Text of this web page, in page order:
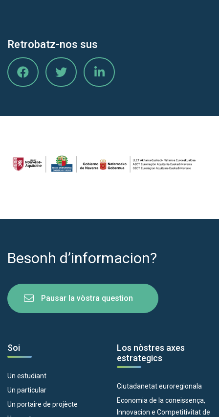
Retrobatz-nos sus
Besonh d’informacion?
Pausar la vòstra question
Soi
Un estudiant
Un particular
Un portaire de projècte
Los nòstres axes
estrategics
Ciutadanetat euroregionala
Economia de la coneissença,
Innovacion e Competitivitat de